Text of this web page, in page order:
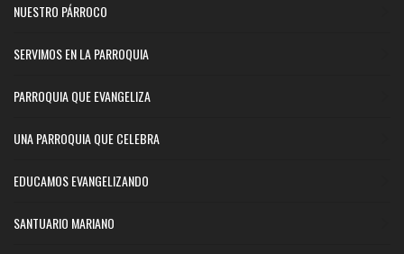
NUESTRO PÁRROCO
SERVIMOS EN LA PARROQUIA
PARROQUIA QUE EVANGELIZA
UNA PARROQUIA QUE CELEBRA
EDUCAMOS EVANGELIZANDO
SANTUARIO MARIANO